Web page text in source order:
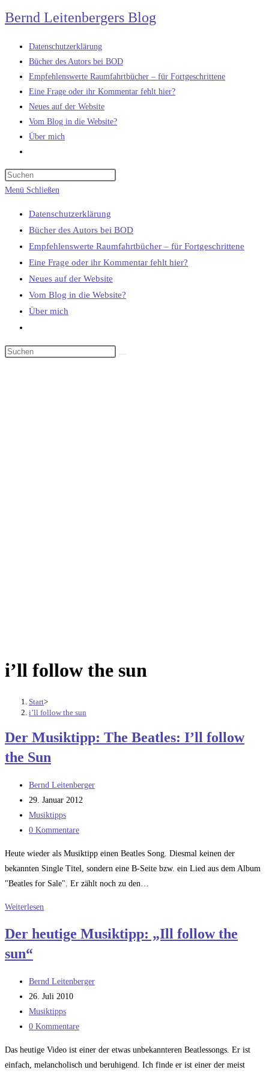
Zum
Inhalt
springen
Bernd Leitenbergers Blog
Datenschutzerklärung
Bücher des Autors bei BOD
Empfehlenswerte Raumfahrtbücher – für Fortgeschrittene
Eine Frage oder ihr Kommentar fehlt hier?
Neues auf der Website
Vom Blog in die Website?
Über mich
umschalten
Menü Schließen
Datenschutzerklärung
Bücher des Autors bei BOD
Empfehlenswerte Raumfahrtbücher – für Fortgeschrittene
Eine Frage oder ihr Kommentar fehlt hier?
Neues auf der Website
Vom Blog in die Website?
Über mich
umschalten
i’ll follow the sun
Start>
i’ll follow the sun
Der Musiktipp: The Beatles: I’ll follow
the Sun
Beitrags-
Autor:
Bernd Leitenberger
Beitrag
veröffentlicht:
29. Januar 2012
Beitrags-
Kategorie:
Musiktipps
Beitrags-
0 Kommentare
Heute wieder als Musiktipp einen Beatles Song. Diesmal keinen der
bekannten Single Titel, sondern eine B-Seite bzw. ein Lied aus dem Album
"Beatles for Sale". Er zählt noch zu den…
Weiterlesen
The
follow
the
Sun
Der heutige Musiktipp: „Ill follow the
sun“
Beitrags-
Autor:
Bernd Leitenberger
Beitrag
veröffentlicht:
26. Juli 2010
Beitrags-
Kategorie:
Musiktipps
Beitrags-
0 Kommentare
Das heutige Video ist einer der etwas unbekannteren Beatlessongs. Er ist
einfach, melancholisch und beruhigend. Ich finde er ist einer der meist